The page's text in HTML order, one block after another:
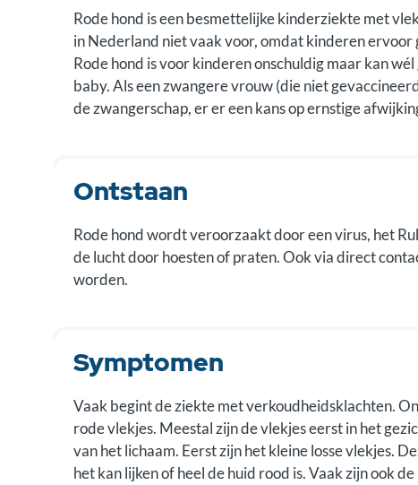
Rode hond is een besmettelijke kinderziekte met
in Nederland niet vaak voor, omdat kinderen
Rode hond is voor kinderen onschuldig maar kan
baby. Als een zwangere vrouw (die niet
de zwangerschap, er er een kans op ernstige
Ontstaan
Rode hond wordt veroorzaakt door een virus, het
de lucht door hoesten of praten. Ook via direct
worden.
Symptomen
Vaak begint de ziekte met verkoudheidsklachten.
rode vlekjes. Meestal zijn de vlekjes eerst in het
van het lichaam. Eerst zijn het kleine losse vlekjes.
het kan lijken of heel de huid rood is. Vaak zijn ook